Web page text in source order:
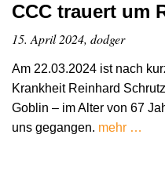
CCC trauert um
15. April 2024, dodger
Am 22.03.2024 ist nach
Krankheit Reinhard
Goblin – im Alter von 67
uns gegangen. mehr …